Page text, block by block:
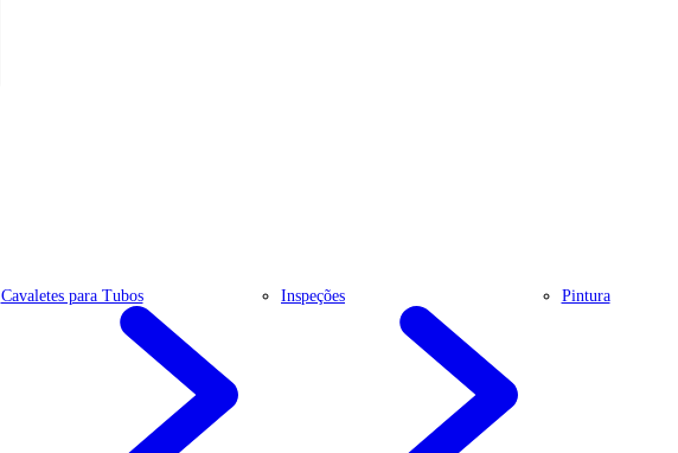
Cavaletes para Tubos Inspeções Pintura